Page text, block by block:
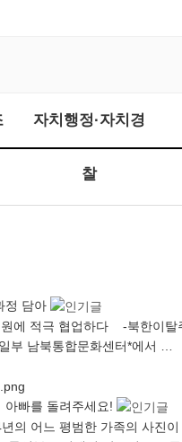
자치행정·자치경
찰
정 담아
에 적극 협업하다 -북한이
부 남북통합문화센터*에서 …
빠를 돌려주세요!
의 어느 평범한 가족의 사진